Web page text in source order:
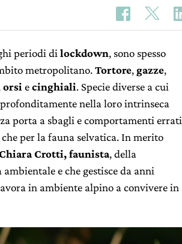
periodi di lockdown, sono spesso
metropolitano.Tortore,gazze,
orsi ecinghiali. Specie diverse a cui
nella loro intrinseca
porta a sbagli e comportamenti errati
per la fauna selvatica. In merito
Crotti, faunista, della
e che gestisce da anni
in ambiente alpino a convivere in